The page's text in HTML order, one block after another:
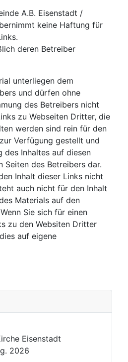
A.B. Eisenstadt /
keine Haftung für
deren Betreiber
unterliegen dem
und dürfen ohne
des Betreibers nicht
zu Webseiten Dritter, die
werden sind rein für den
Verfügung gestellt und
des Inhaltes auf diesen
Seiten des Betreibers dar.
Inhalt dieser Links nicht
auch nicht für den Inhalt
Materials auf den
Sie sich für einen
zu den Websiten Dritter
auf eigene
Eisenstadt
2026